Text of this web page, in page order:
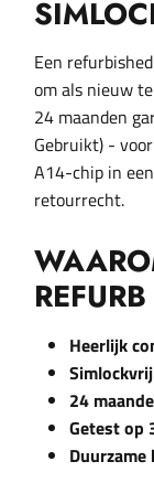
Een
om als nieuw
24 maanden
Gebruikt) -
A14-chip in
retourrecht.
Heerlijk
Simlockvrij
24
Getest op
Duurzame